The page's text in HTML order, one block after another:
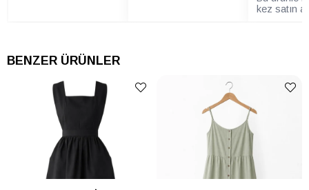
kez satın
BENZER ÜRÜNLER